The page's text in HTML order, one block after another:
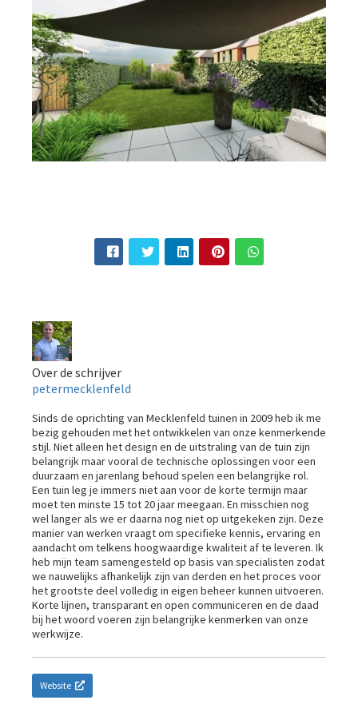
Over de schrijver
petermecklenfeld
Sinds de oprichting van Mecklenfeld tuinen in 2009 heb ik me
bezig gehouden met het ontwikkelen van onze kenmerkende
stijl. Niet alleen het design en de uitstraling van de tuin zijn
belangrijk maar vooral de technische oplossingen voor een
duurzaam en jarenlang behoud spelen een belangrijke rol.
Een tuin leg je immers niet aan voor de korte termijn maar
moet ten minste 15 tot 20 jaar meegaan. En misschien nog
wel langer als we er daarna nog niet op uitgekeken zijn. Deze
manier van werken vraagt om specifieke kennis, ervaring en
aandacht om telkens hoogwaardige kwaliteit af te leveren. Ik
heb mijn team samengesteld op basis van specialisten zodat
we nauwelijks afhankelijk zijn van derden en het proces voor
het grootste deel volledig in eigen beheer kunnen uitvoeren.
Korte lijnen, transparant en open communiceren en de daad
bij het woord voeren zijn belangrijke kenmerken van onze
werkwijze.
Website